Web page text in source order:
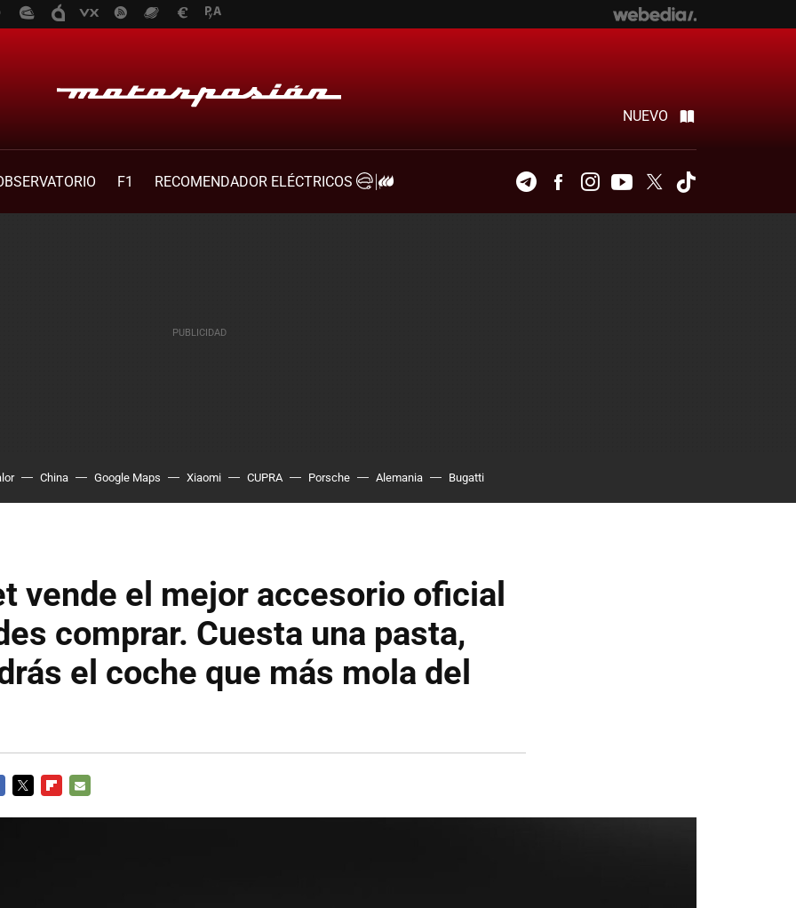
NUEVO
F1 RECOMENDADOR ELÉCTRICOS TelegramFacebookInstagramYoutubeTwitter
China Google Maps Xiaomi CUPRA Porsche Alemania Bugatti
vende el mejor accesorio oficial
comprar. Cuesta una pasta,
el coche que más mola del